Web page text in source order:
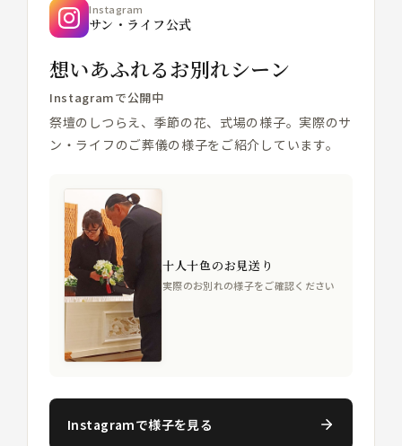
Instagram
サン・ライフ公式
想いあふれるお別れシーン
Instagramで公開中
祭壇のしつらえ、季節の花、式場の様子。実際のサ
ン・ライフのご葬儀の様子をご紹介しています。
十人十色のお見送り
実際のお別れの様子をご確認ください
Instagramで様子を見る